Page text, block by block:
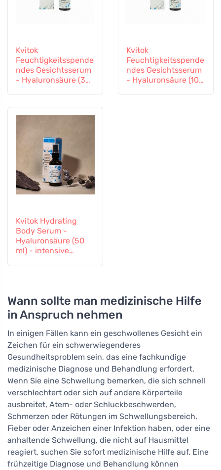
Kvitok
Feuchtigkeitsspende
ndes Gesichtsserum
- Hyaluronsäure (30
Kvitok
Feuchtigkeitsspende
ndes Gesichtsserum
- Hyaluronsäure (10
Kvitok Hydrating
Body Serum -
Hyaluronsäure (50
ml) - intensive
Wann sollte man medizinische Hilfe
in Anspruch nehmen
In einigen Fällen kann ein geschwollenes Gesicht ein
Zeichen für ein schwerwiegenderes
Gesundheitsproblem sein, das eine fachkundige
medizinische Diagnose und Behandlung erfordert.
Wenn Sie eine Schwellung bemerken, die sich schnell
verschlechtert oder sich auf andere Körperteile
ausbreitet, Atem- oder Schluckbeschwerden,
Schmerzen oder Rötungen im Schwellungsbereich,
Fieber oder Anzeichen einer Infektion haben, oder eine
anhaltende Schwellung, die nicht auf Hausmittel
reagiert, suchen Sie sofort medizinische Hilfe auf. Eine
frühzeitige Diagnose und Behandlung können